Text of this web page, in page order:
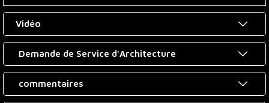
Vidéo
Demande de Service d'Architecture
commentaires